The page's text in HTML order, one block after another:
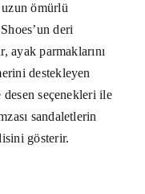
ömürlü
deri
ayak parmaklarını
destekleyen
seçenekleri ile
sandaletlerin
gösterir.